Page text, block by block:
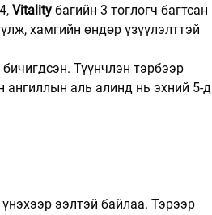
Vitality багийн 3 тоглогч багтсан
хамгийн өндөр үзүүлэлттэй
Түүнчлэн тэрбээр
ангиллын аль алинд нь эхний 5-д
ээлтэй байлаа. Тэрээр